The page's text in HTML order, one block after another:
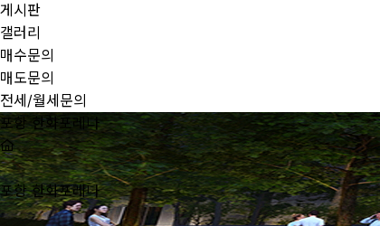
게시판
갤러리
매수문의
매도문의
전세/월세문의
포항 한화포레나
포항 한화포레나